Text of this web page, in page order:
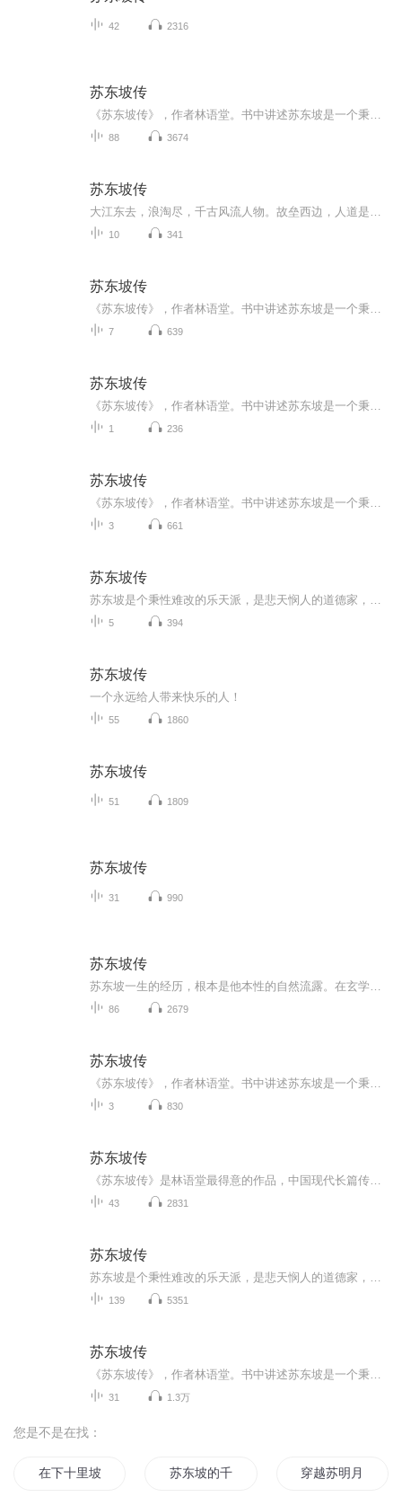
42 2316
苏东坡传
88 3674
苏东坡传
10 341
苏东坡传
7 639
苏东坡传
1 236
苏东坡传
3 661
苏东坡传
5 394
苏东坡传
一个永远给人带来快乐的人！
55 1860
苏东坡传
51 1809
苏东坡传
31 990
苏东坡传
86 2679
苏东坡传
3 830
苏东坡传
43 2831
苏东坡传
139 5351
苏东坡传
31 1.3万
您是不是在找：
在下十里坡剑神 苏东坡的千年魔咒 穿越苏明月